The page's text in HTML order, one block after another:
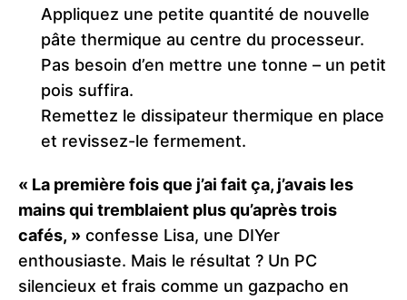
Appliquez une petite quantité de nouvelle
pâte thermique au centre du processeur.
Pas besoin d’en mettre une tonne – un petit
pois suffira.
Remettez le dissipateur thermique en place
et revissez-le fermement.
« La première fois que j’ai fait ça, j’avais les
mains qui tremblaient plus qu’après trois
cafés, » confesse Lisa, une DIYer
enthousiaste. Mais le résultat ? Un PC
silencieux et frais comme un gazpacho en